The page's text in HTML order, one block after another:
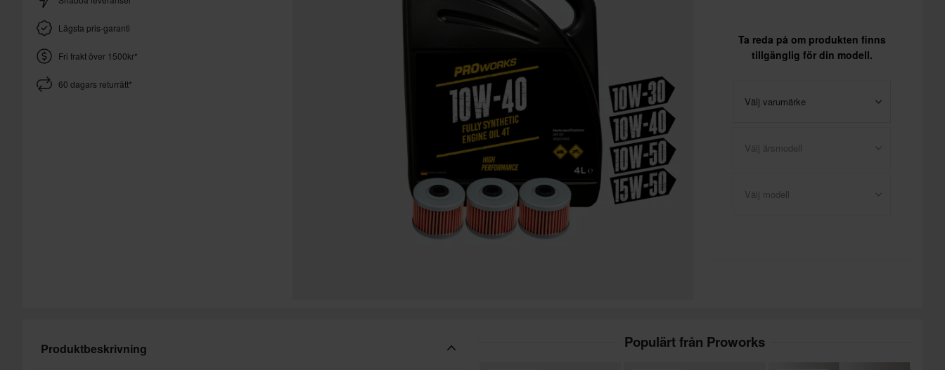
Lägsta pris-garanti
Fri frakt över 1500kr*
60 dagars returrätt*
Ta reda på om produkten finns
tillgänglig för din modell.
Välj varumärke
Välj årsmodell
Välj modell
Produktbeskrivning Populärt från Proworks